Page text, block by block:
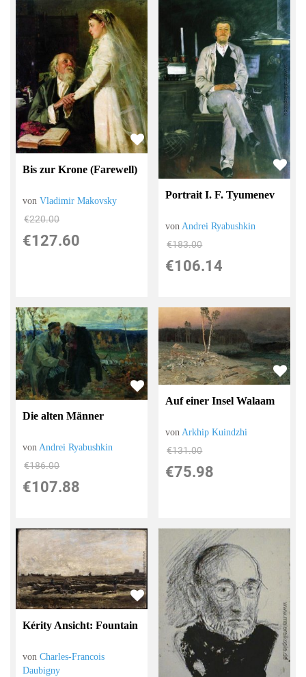
Bis zur Krone (Farewell)
vonVladimir Makovsky
€220.00
€127.60
Portrait I. F. Tyumenev
von Andrei Ryabushkin
€183.00
€106.14
Die alten Männer
vonAndrei Ryabushkin
€186.00
€107.88
Auf einer Insel Walaam
vonArkhip Kuindzhi
€131.00
€75.98
Kérity Ansicht: Fountain
vonCharles-Francois
Daubigny